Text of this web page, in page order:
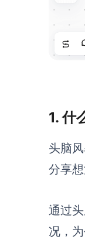
1. 什
头脑
分享
通过
况，